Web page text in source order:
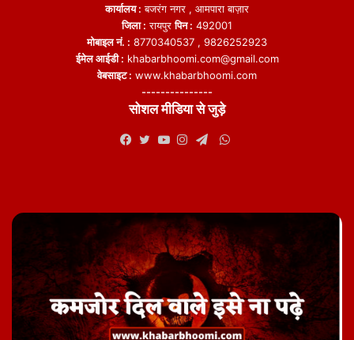
कार्यालय : बजरंग नगर , आमपारा बाज़ार
जिला : रायपुरपिन : 492001
मोबाइल नं. : 8770340537 , 9826252923
ईमेल आईडी : khabarbhoomi.com@gmail.com
वेबसाइट : www.khabarbhoomi.com
---------------
सोशल मीडिया से जुड़े
WhatsApp